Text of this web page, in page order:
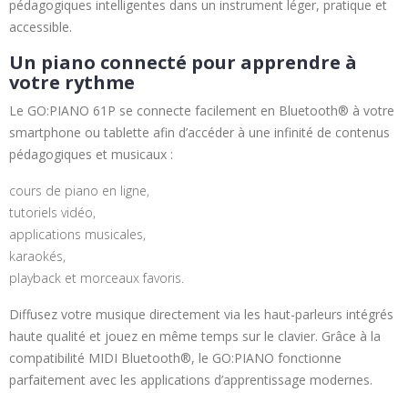
pédagogiques intelligentes dans un instrument léger, pratique et
accessible.
Un piano connecté pour apprendre à
votre rythme
Le GO:PIANO 61P se connecte facilement en Bluetooth® à votre
smartphone ou tablette afin d’accéder à une infinité de contenus
pédagogiques et musicaux :
cours de piano en ligne,
tutoriels vidéo,
applications musicales,
karaokés,
playback et morceaux favoris.
Diffusez votre musique directement via les haut-parleurs intégrés
haute qualité et jouez en même temps sur le clavier. Grâce à la
compatibilité MIDI Bluetooth®, le GO:PIANO fonctionne
parfaitement avec les applications d’apprentissage modernes.